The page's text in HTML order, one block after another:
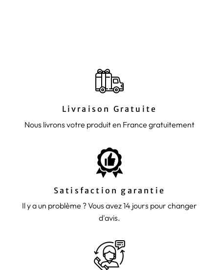
Livraison Gratuite
Nous livrons votre produit en France gratuitement
Satisfaction garantie
Il y a un problème ? Vous avez 14 jours pour changer
d'avis.